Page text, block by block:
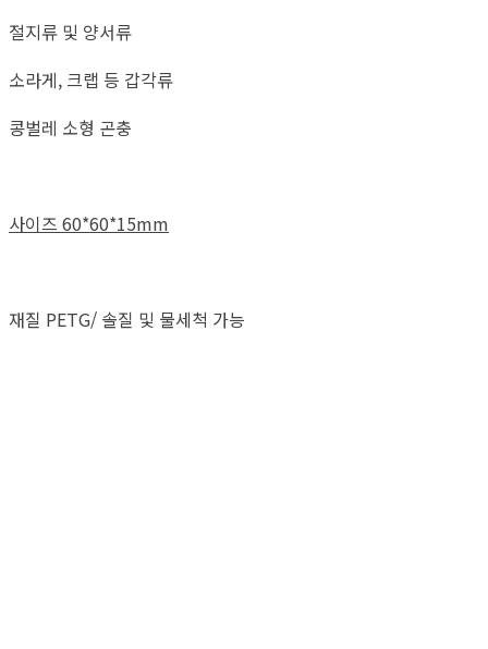
절지류 및 양서류
소라게, 크랩 등 갑각류
콩벌레 소형 곤충
사이즈 60*60*15mm
재질 PETG/ 솔질 및 물세척 가능